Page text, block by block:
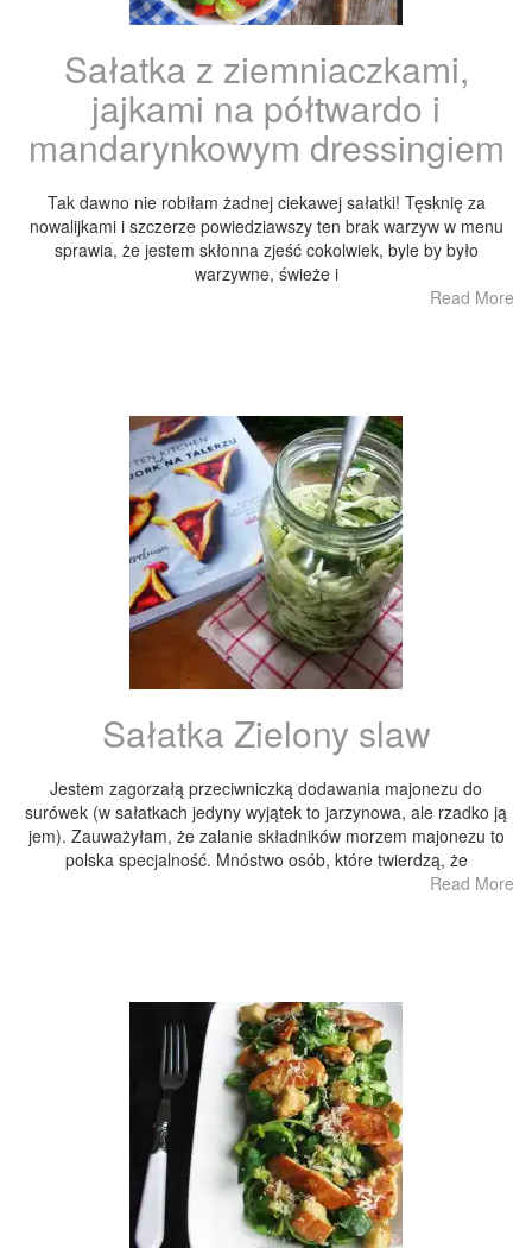
Sałatka z ziemniaczkami,
jajkami na półtwardo i
mandarynkowym dressingiem
Tak dawno nie robiłam żadnej ciekawej sałatki! Tęsknię za
nowalijkami i szczerze powiedziawszy ten brak warzyw w menu
sprawia, że jestem skłonna zjeść cokolwiek, byle by było
warzywne, świeże i
Read More
Sałatka Zielony slaw
Jestem zagorzałą przeciwniczką dodawania majonezu do
surówek (w sałatkach jedyny wyjątek to jarzynowa, ale rzadko ją
jem). Zauważyłam, że zalanie składników morzem majonezu to
polska specjalność. Mnóstwo osób, które twierdzą, że
Read More